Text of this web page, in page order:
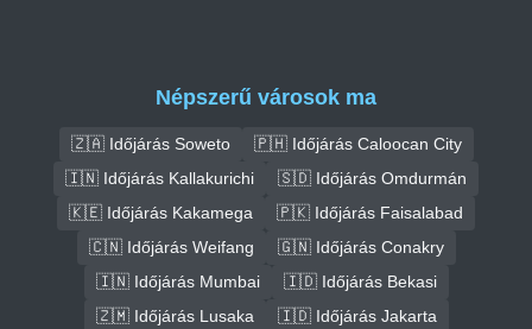
Népszerű városok ma
🇿🇦 Időjárás Soweto
🇵🇭 Időjárás Caloocan City
🇮🇳 Időjárás Kallakurichi
🇸🇩 Időjárás Omdurmán
🇰🇪 Időjárás Kakamega
🇵🇰 Időjárás Faisalabad
🇨🇳 Időjárás Weifang
🇬🇳 Időjárás Conakry
🇮🇳 Időjárás Mumbai
🇮🇩 Időjárás Bekasi
🇿🇲 Időjárás Lusaka
🇮🇩 Időjárás Jakarta